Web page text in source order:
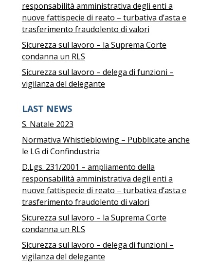
responsabilità amministrativa degli enti a
nuove fattispecie di reato – turbativa d’asta e
trasferimento fraudolento di valori
Sicurezza sul lavoro – la Suprema Corte
condanna un RLS
Sicurezza sul lavoro – delega di funzioni –
vigilanza del delegante
LAST NEWS
S. Natale 2023
Normativa Whistleblowing – Pubblicate anche
le LG di Confindustria
D.Lgs. 231/2001 – ampliamento della
responsabilità amministrativa degli enti a
nuove fattispecie di reato – turbativa d’asta e
trasferimento fraudolento di valori
Sicurezza sul lavoro – la Suprema Corte
condanna un RLS
Sicurezza sul lavoro – delega di funzioni –
vigilanza del delegante